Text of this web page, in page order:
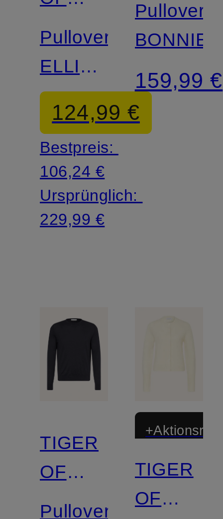
SWEDEN
Pullover
ELLIE
mit
Mohair
124,99 €
Bestpreis:
106,24 €
Ursprünglich:
229,99 €
Pullover
BONNIE
159,99 €
TIGER
OF
SWEDEN
Pullover
TIGER
OF